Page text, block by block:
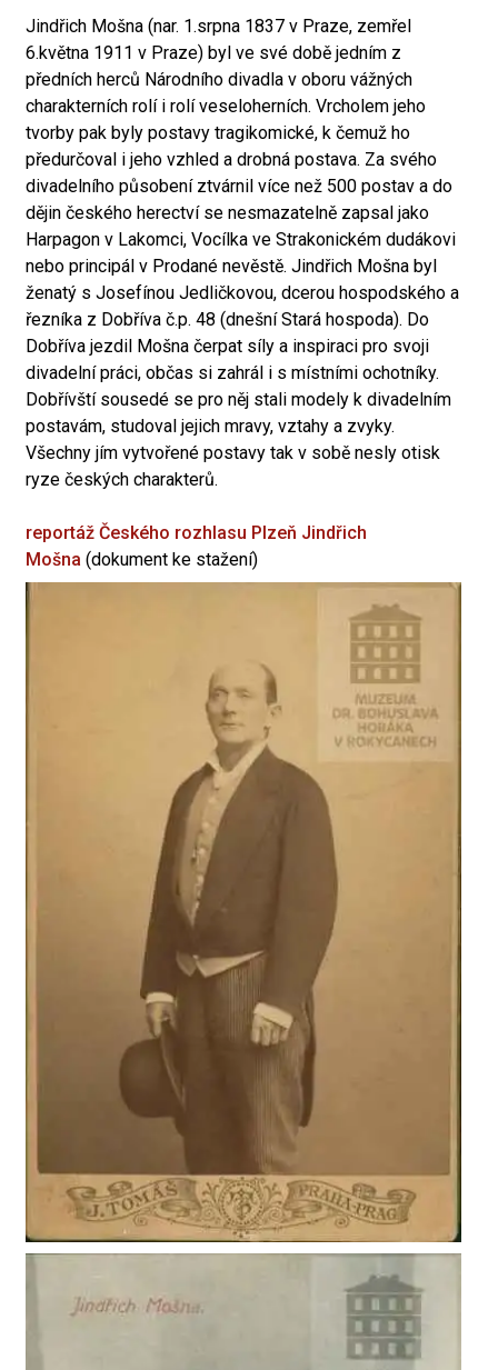
Jindřich Mošna (nar. 1.srpna 1837 v Praze, zemřel
6.května 1911 v Praze) byl ve své době jedním z
předních herců Národního divadla v oboru vážných
charakterních rolí i rolí veseloherních. Vrcholem jeho
tvorby pak byly postavy tragikomické, k čemuž ho
předurčoval i jeho vzhled a drobná postava. Za svého
divadelního působení ztvárnil více než 500 postav a do
dějin českého herectví se nesmazatelně zapsal jako
Harpagon v Lakomci, Vocílka ve Strakonickém dudákovi
nebo principál v Prodané nevěstě. Jindřich Mošna byl
ženatý s Josefínou Jedličkovou, dcerou hospodského a
řezníka z Dobříva č.p. 48 (dnešní Stará hospoda). Do
Dobříva jezdil Mošna čerpat síly a inspiraci pro svoji
divadelní práci, občas si zahrál i s místními ochotníky.
Dobřívští sousedé se pro něj stali modely k divadelním
postavám, studoval jejich mravy, vztahy a zvyky.
Všechny jím vytvořené postavy tak v sobě nesly otisk
ryze českých charakterů.
reportáž Českého rozhlasu Plzeň Jindřich
Mošna (dokument ke stažení)